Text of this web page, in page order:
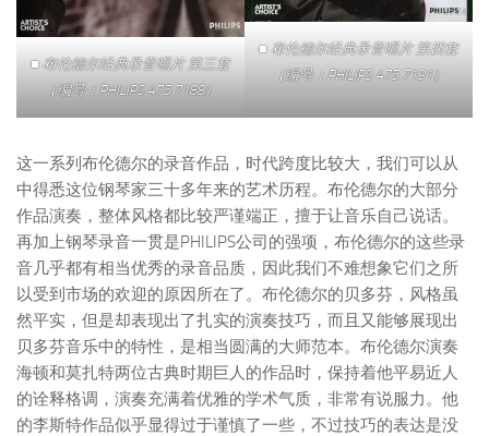
■ 布伦德尔经典录音唱片 第三套
（编号：PHILIPS 475 7188）
■ 布伦德尔经典录音唱片 第四套
（编号：PHILIPS 475 7191）
这一系列布伦德尔的录音作品，时代跨度比较大，我们可以从
中得悉这位钢琴家三十多年来的艺术历程。布伦德尔的大部分
作品演奏，整体风格都比较严谨端正，擅于让音乐自己说话。
再加上钢琴录音一贯是PHILIPS公司的强项，布伦德尔的这些录
音几乎都有相当优秀的录音品质，因此我们不难想象它们之所
以受到市场的欢迎的原因所在了。布伦德尔的贝多芬，风格虽
然平实，但是却表现出了扎实的演奏技巧，而且又能够展现出
贝多芬音乐中的特性，是相当圆满的大师范本。布伦德尔演奏
海顿和莫扎特两位古典时期巨人的作品时，保持着他平易近人
的诠释格调，演奏充满着优雅的学术气质，非常有说服力。他
的李斯特作品似乎显得过于谨慎了一些，不过技巧的表达是没